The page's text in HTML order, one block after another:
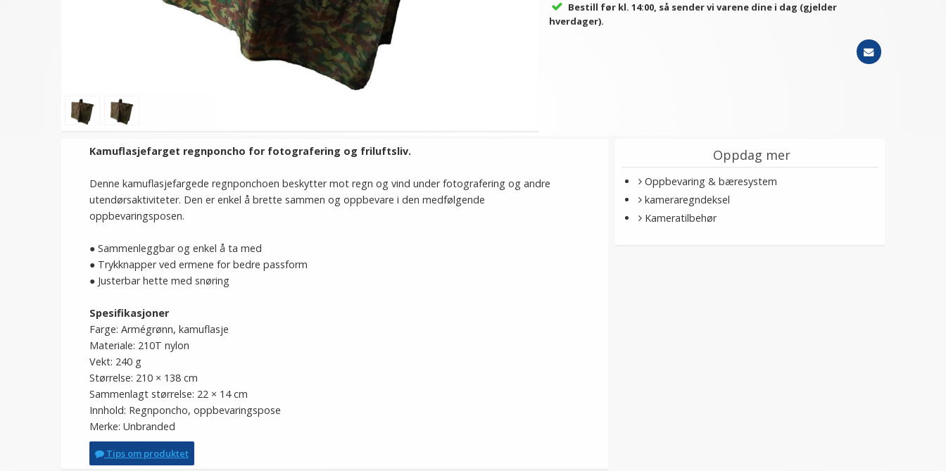
Bestill før kl. 14:00, så sender vi varene dine i dag (gjelder
hverdager).
Kamuflasjefarget regnponcho for fotografering og friluftsliv.
Denne kamuflasjefargede regnponchoen beskytter mot regn og vind under fotografering og andre
utendørsaktiviteter. Den er enkel å brette sammen og oppbevare i den medfølgende
oppbevaringsposen.
● Sammenleggbar og enkel å ta med
● Trykknapper ved ermene for bedre passform
● Justerbar hette med snøring
Spesifikasjoner
Farge: Armégrønn, kamuflasje
Materiale: 210T nylon
Vekt: 240 g
Størrelse: 210 × 138 cm
Sammenlagt størrelse: 22 × 14 cm
Innhold: Regnponcho, oppbevaringspose
Merke: Unbranded
Tips om produktet
Oppdag mer
Oppbevaring & bæresystem
kameraregndeksel
Kameratilbehør